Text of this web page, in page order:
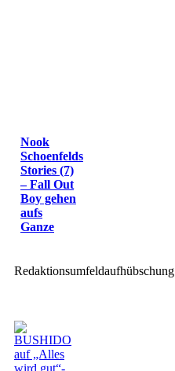
Nook
Schoenfelds
Stories (7)
– Fall Out
Boy gehen
aufs
Ganze
Redaktionsumfeldaufhübschung